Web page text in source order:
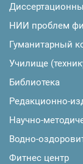
НИИ проблем
Гуманитарный
Училище
Библиотека
Редакционно-
Научно-
Водно-
Фитнес центр